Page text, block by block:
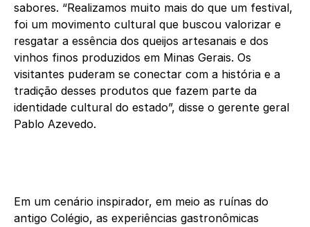
sabores. “Realizamos muito mais do que um festival,
foi um movimento cultural que buscou valorizar e
resgatar a essência dos queijos artesanais e dos
vinhos finos produzidos em Minas Gerais. Os
visitantes puderam se conectar com a história e a
tradição desses produtos que fazem parte da
identidade cultural do estado”, disse o gerente geral
Pablo Azevedo.
Em um cenário inspirador, em meio as ruínas do
antigo Colégio, as experiências gastronômicas